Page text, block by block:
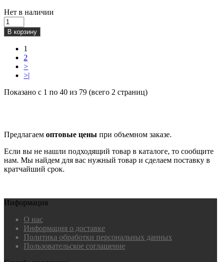
Нет в наличии
В корзину
1
2
>
>|
Показано с 1 по 40 из 79 (всего 2 страниц)
Предлагаем оптовые цены при объемном заказе.
Если вы не нашли подходящий товар в каталоге, то сообщите
нам. Мы найдем для вас нужный товар и сделаем поставку в
кратчайший срок.
Информация
О нас
Информация о доставке
Политика обработки персональных данных
Пользовательское соглашение